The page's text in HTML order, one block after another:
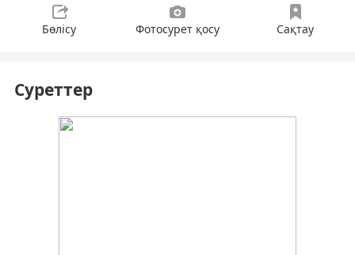
Бөлісу Фотосурет қосу Сақтау
Суреттер